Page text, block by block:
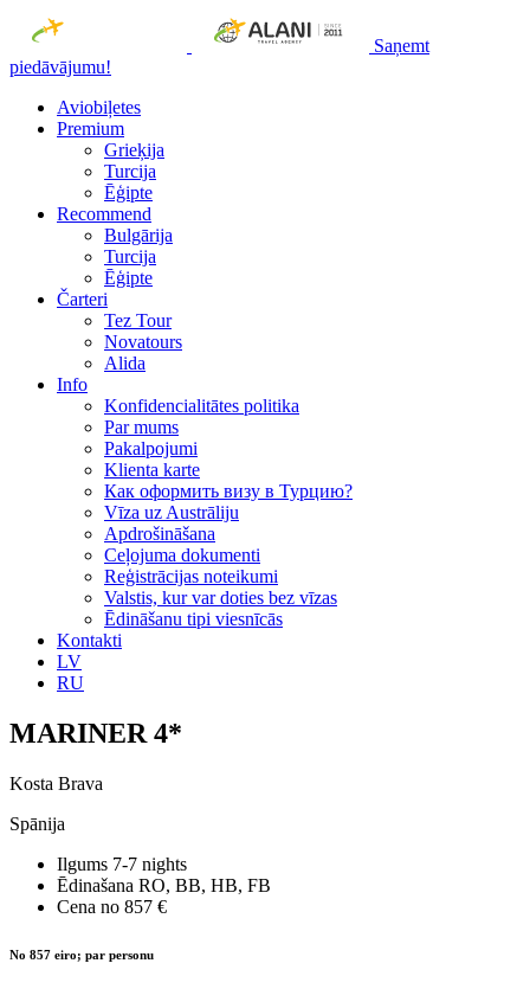
Saņemt
piedāvājumu!
Aviobiļetes
Premium
Grieķija
Turcija
Ēģipte
Recommend
Bulgārija
Turcija
Ēģipte
Čarteri
Tez Tour
Novatours
Alida
Info
Konfidencialitātes politika
Par mums
Рakalpojumi
Klienta karte
Как оформить визу в Турцию?
Vīza uz Austrāliju
Apdrošināšana
Ceļojuma dokumenti
Reģistrācijas noteikumi
Valstis, kur var doties bez vīzas
Ēdināšanu tipi viesnīcās
Kontakti
LV
RU
MARINER 4*
Kosta Brava
Spānija
Ilgums 7-7 nights
Ēdinašana RO, BB, HB, FB
Cena no 857 €
No 857 eiro; par personu